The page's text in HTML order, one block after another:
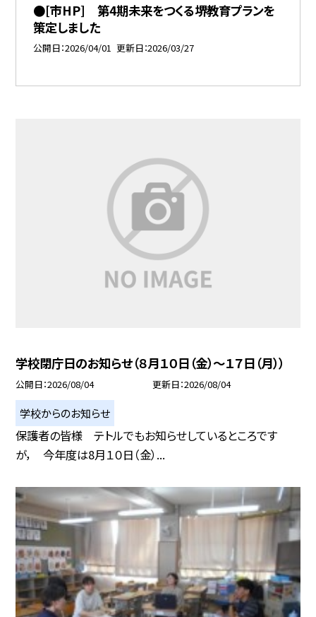
●[市HP] 第4期未来をつくる堺教育プランを
策定しました
公開日 2026/04/01 更新日 2026/03/27
学校閉庁日のお知らせ（８月１０日（金）～１７日（月））
公開日 2026/08/04 更新日 2026/08/04
学校からのお知らせ
保護者の皆様 テトルでもお知らせしているところです
が， 今年度は8月１０日（金）...